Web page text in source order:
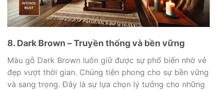
8. Dark Brown – Truyền thống và bền vững
Màu gỗ Dark Brown luôn giữ được sự phổ biến nhờ vẻ
đẹp vượt thời gian. Chúng tiên phong cho sự bền vững
và sang trọng. Đây là sự lựa chọn lý tưởng cho những